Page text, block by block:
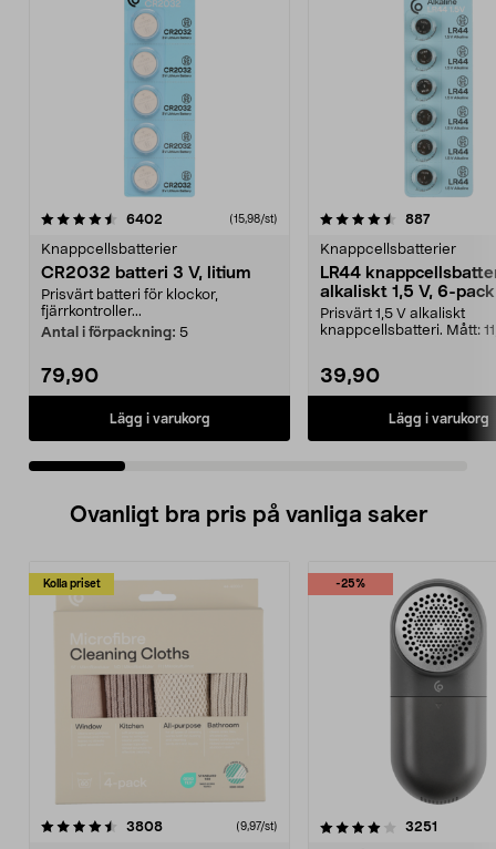
6402 recensioner(15,98/st)
Knappcellsbatterier
CR2032 batteri 3 V, litium
Prisvärt batteri för klockor,
fjärrkontroller...
Antal i förpackning: 5
79,90
Lägg i varukorg
4.5 av 5 stjärnor 887
Knappcellsbatterier
LR44
alkaliskt 1,5 V, 6-pack
Prisvärt 1,5 V alkaliskt
knappcellsbatteri. Mått:
39,90
Lägg i varukorg
4.5 av 5 stjärnor
Ovanligt bra pris på vanliga saker
Kolla priset
3808recensioner (9,97/st)
-25%
4.0av 5 stjärnor 3251
4.5av 5 stjärnor